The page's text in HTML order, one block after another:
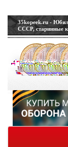
35kopeek.ru -
СССР, старинные